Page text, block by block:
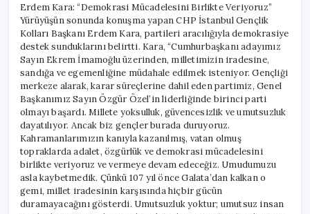
Erdem Kara: “Demokrasi Mücadelesini Birlikte Veriyoruz”
Yürüyüşün sonunda konuşma yapan CHP İstanbul Gençlik
Kolları Başkanı Erdem Kara, partileri aracılığıyla demokrasiye
destek sunduklarını belirtti. Kara, “Cumhurbaşkanı adayımız
Sayın Ekrem İmamoğlu üzerinden, milletimizin iradesine,
sandığa ve egemenliğine müdahale edilmek isteniyor. Gençliği
merkeze alarak, karar süreçlerine dahil eden partimiz, Genel
Başkanımız Sayın Özgür Özel’in liderliğinde birinci parti
olmayı başardı. Millete yoksulluk, güvencesizlik ve umutsuzluk
dayatılıyor. Ancak biz gençler burada duruyoruz.
Kahramanlarımızın kanıyla kazanılmış, vatan olmuş
topraklarda adalet, özgürlük ve demokrasi mücadelesini
birlikte veriyoruz ve vermeye devam edeceğiz. Umudumuzu
asla kaybetmedik. Çünkü 107 yıl önce Galata’dan kalkan o
gemi, millet iradesinin karşısında hiçbir gücün
duramayacağını gösterdi. Umutsuzluk yoktur; umutsuz insan